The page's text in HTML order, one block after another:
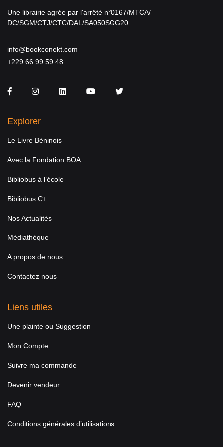
Une librairie agrée par l'arrêté n°0167/MTCA/
DC/SGM/CTJ/CTC/DAL/SA050SGG20
info@bookconekt.com
+229 66 99 59 48
FacebookInstagramLinkedInYou TubeTwitter
Explorer
Le Livre Béninois
Avec la Fondation BOA
Bibliobus à l’école
Bibliobus C+
Nos Actualités
Médiathèque
A propos de nous
Contactez nous
Liens utiles
Une plainte ou Suggestion
Mon Compte
Suivre ma commande
Devenir vendeur
FAQ
Conditions générales d’utilisations